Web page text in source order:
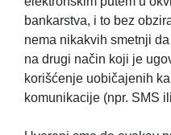
bankarstva, i to bez
nema nikakvih smetnji
na drugi način koji je
korišćenje uobičajenih
komunikacije (npr. SMS